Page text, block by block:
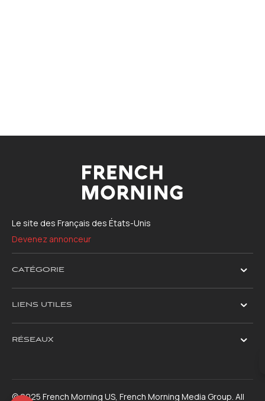
Le site des Français des États-Unis
Devenez annonceur
CATÉGORIE
LIENS UTILES
RÉSEAUX
© 2025 French Morning US, French Morning Media Group. All